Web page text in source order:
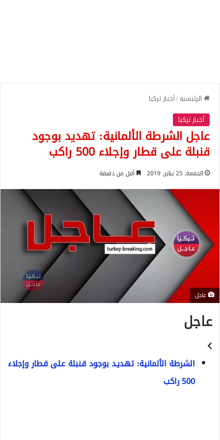
الرئيسية/أخبار تركيا
أخبار تركيا
عاجل الشرطة الألمانية: تهديد بوجود
قنبلة على قطار وإجلاء 500 راكب
الجمعة, 25 يناير, 2019 أقل من دقيقة
عاجل
عاجل
الشرطة الألمانية: تهديد بوجود قنبلة على قطار وإجلاء
500 راكب